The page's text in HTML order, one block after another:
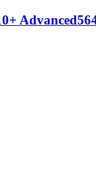
Advanced